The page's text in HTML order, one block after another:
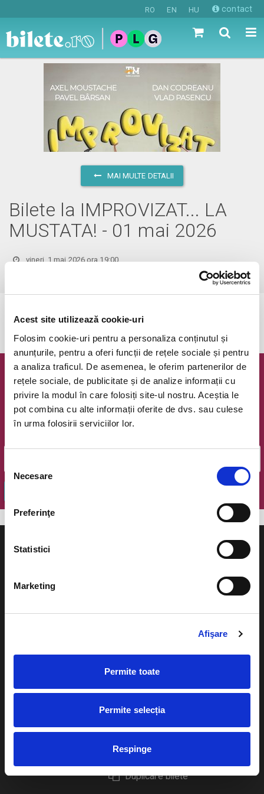
Acest site utilizează cookie-uri
Folosim cookie-uri pentru a personaliza conținutul și
anunțurile, pentru a oferi funcții de rețele sociale și pentru
a analiza traficul. De asemenea, le oferim partenerilor de
rețele sociale, de publicitate și de analize informații cu
privire la modul în care folosiți site-ul nostru. Aceștia le
pot combina cu alte informații oferite de dvs. sau culese
în urma folosirii serviciilor lor.
consimțământului
Necesare
Preferinţe
Statistici
Marketing
Afişare
Permite toate
Permite selecția
Respinge
RO EN HU contact
MAI MULTE DETALII
Bilete la IMPROVIZAT... LA
MUSTATA! - 01 mai 2026
vineri, 1 mai 2026 ora 19:00
Evenimentul a expirat.
Newsletter @ Bilete.ro
Oferte exclusive si o editie saptamanala cu cele mai noi
evenimente.
Cum comand bilete?
Plata online sau cash
eBilet printat acasa
Livrare prin curier
Returnare bilete
Duplicare bilete
Evenimente
festivaluri
Pentru copii